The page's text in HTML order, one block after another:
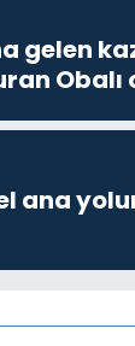
gelen
Obalı
ana